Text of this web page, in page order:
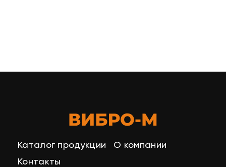
Каталог продукции
О компании
Контакты